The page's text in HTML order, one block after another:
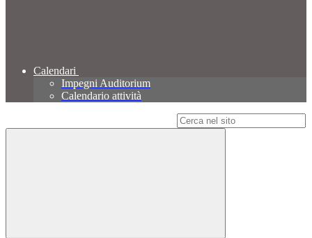
Calendari
Impegni Auditorium
Calendario attività